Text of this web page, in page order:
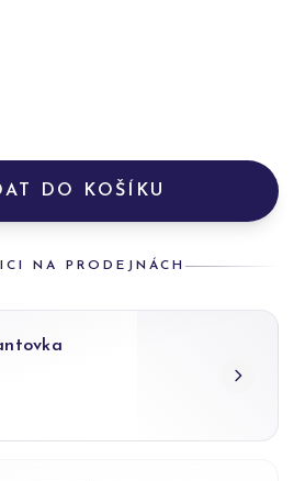
DO KOŠÍKU
NA PRODEJNÁCH